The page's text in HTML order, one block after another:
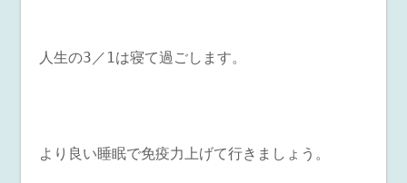
人生の3／1は寝て過ごします。
より良い睡眠で免疫力上げて行きましょう。